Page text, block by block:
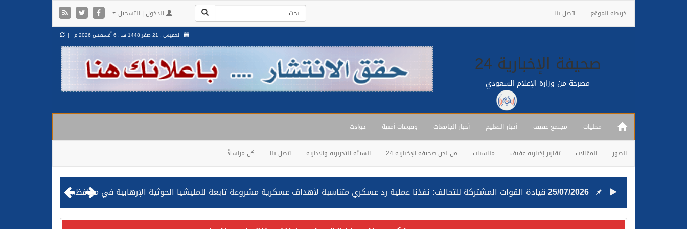
خريطة الموقع اتصل بنا الدخول | التسجيل
صحيفة الإخبارية 24
مصرحة من وزارة الإعلام السعودي
الخميس , 21 صفر 1448 هـ , 6 أغسطس 2026 م |
محليات مجتمع عفيف أخبار التعليم أخبار الجامعات وقوعات أمنية حوادث
الصور المقالات تقارير إخبارية عفيف مناسبات من نحن صحيفة الإخبارية 24 الهيئة التحريرية والإدارية اتصل بنا كن مراسلاً
25/07/2026 قيادة القوات المشتركة للتحالف: نفذنا عملية رد عسكري متناسبة لأهداف عسكرية مشروعة تابعة للمليشيا الحوثية الإرهابية في محافظة الحديدة
24/07/2026مصدر مسؤول بالهيئة العامة للنقل: استهداف السفينة السعودية NCC MASA خلال إبحارها في البحر الأحمر نتج عنه إصابة طفيفة في بدنها